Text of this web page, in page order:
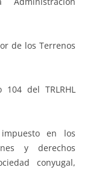
de los Terrenos
del TRLRHL
en los
y derechos
conyugal,